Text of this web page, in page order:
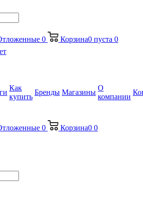
0 Корзина0 пуста 0
Как
купить
Бренды Магазины
О
компании
0 Корзина0 0